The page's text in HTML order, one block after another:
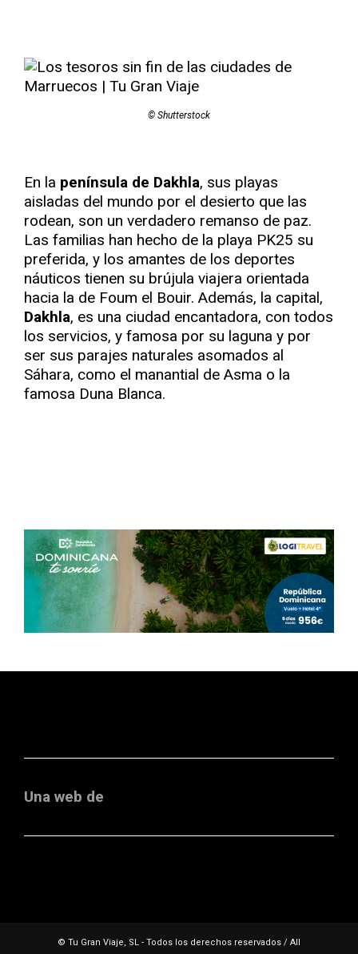
© Shutterstock
En la península de Dakhla, sus playas
aisladas del mundo por el desierto que las
rodean, son un verdadero remanso de paz.
Las familias han hecho de la playa PK25 su
preferida, y los amantes de los deportes
náuticos tienen su brújula viajera orientada
hacia la de Foum el Bouir. Además, la capital,
Dakhla, es una ciudad encantadora, con todos
los servicios, y famosa por su laguna y por
ser sus parajes naturales asomados al
Sáhara, como el manantial de Asma o la
famosa Duna Blanca.
Una web de
© Tu Gran Viaje, SL - Todos los derechos reservados / All